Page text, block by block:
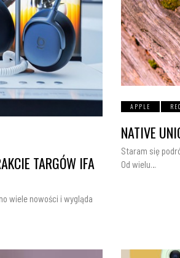
TARGÓW IFA
wiele nowości i wygląda
APPLE
NATIVE
Staram się
Od wielu…